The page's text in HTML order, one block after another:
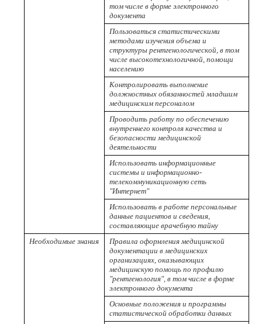
том числе в форме электронного
документа
Пользоваться статистическими
методами изучения объема и
структуры рентгенологической, в том
числе высокотехнологичной, помощи
населению
Контролировать выполнение
должностных обязанностей младшим
медицинским персоналом
Проводить работу по обеспечению
внутреннего контроля качества и
безопасности медицинской
деятельности
Использовать информационные
системы и информационно-
телекоммуникационную сеть
"Интернет"
Использовать в работе персональные
данные пациентов и сведения,
составляющие врачебную тайну
Необходимые знания
Правила оформления медицинской
документации в медицинских
организациях, оказывающих
медицинскую помощь по профилю
"рентгенология", в том числе в форме
электронного документа
Основные положения и программы
статистической обработки данных